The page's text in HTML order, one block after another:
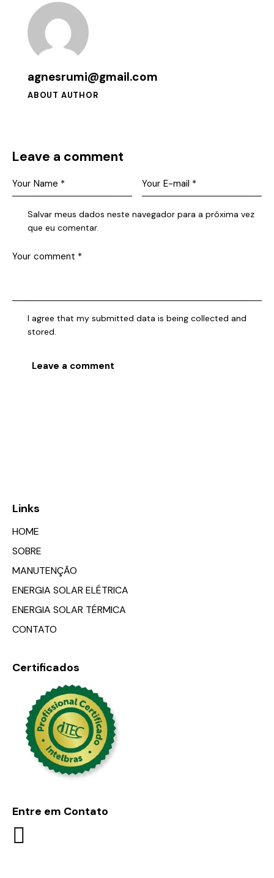
agnesrumi@gmail.com
ABOUT AUTHOR
Leave a comment
Salvar meus dados neste navegador para a próxima vez
que eu comentar.
I agree that my submitted data is being collected and
stored.
Links
HOME
SOBRE
MANUTENÇÃO
ENERGIA SOLAR ELÉTRICA
ENERGIA SOLAR TÉRMICA
CONTATO
Certificados
Entre em Contato